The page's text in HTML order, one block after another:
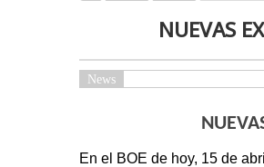
NUEVAS
News
En el BOE de hoy, 15 de